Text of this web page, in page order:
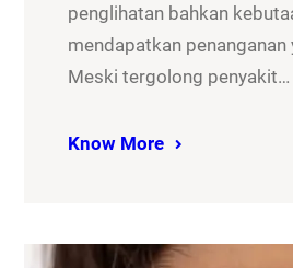
penglihatan bahkan
mendapatkan penanganan
Meski tergolong penyakit…
Know More